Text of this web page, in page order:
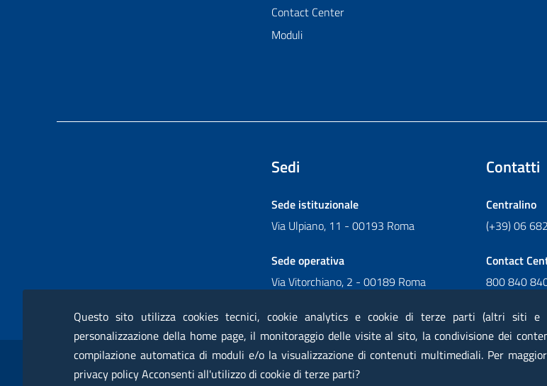
Contact Center
Moduli
Sedi
Sede istituzionale
Via Ulpiano, 11 - 00193 Roma
Sede operativa
Via Vitorchiano, 2 - 00189 Roma
Contatti
Centralino
(+39) 06
Contact
800 840
Sezione Link Utili
RSS Glossario Servizi online Moduli Posta elettronica certificata PEC
Questo sito utilizza cookies tecnici, cookie analytics e cookie di terze parti (altri siti e
personalizzazione della home page, il monitoraggio delle visite al sito, la condivisione dei
compilazione automatica di moduli e/o la visualizzazione di contenuti multimediali. Per
privacy policy Acconsenti all'utilizzo di cookie di terze parti?